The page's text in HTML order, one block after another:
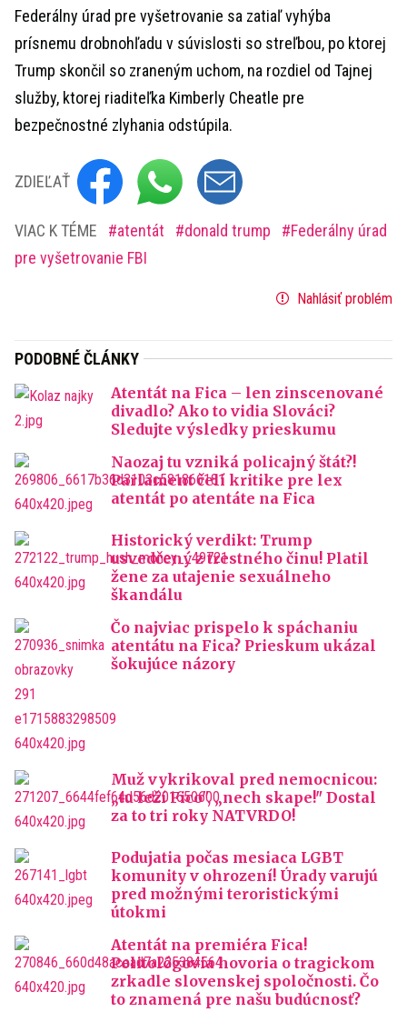
Federálny úrad pre vyšetrovanie sa zatiaľ vyhýba
prísnemu drobnohľadu v súvislosti so streľbou, po ktorej
Trump skončil so zraneným uchom, na rozdiel od Tajnej
služby, ktorej riaditeľka Kimberly Cheatle pre
bezpečnostné zlyhania odstúpila.
ZDIEĽAŤ
VIAC K TÉME atentát donald trump
Federálny úrad
pre vyšetrovanie FBI
Nahlásiť problém
PODOBNÉ ČLÁNKY
Atentát na Fica – len zinscenované
divadlo? Ako to vidia Slováci?
Sledujte výsledky prieskumu
Naozaj tu vzniká policajný štát?!
Parlament čelí kritike pre lex
atentát po atentáte na Fica
Historický verdikt: Trump
usvedčený z trestného činu! Platil
žene za utajenie sexuálneho
škandálu
Čo najviac prispelo k spáchaniu
atentátu na Fica? Prieskum ukázal
šokujúce názory
Muž vykrikoval pred nemocnicou:
„tu leží Fico", „nech skape!" Dostal
za to tri roky NATVRDO!
Podujatia počas mesiaca LGBT
komunity v ohrození! Úrady varujú
pred možnými teroristickými
útokmi
Atentát na premiéra Fica!
Politológovia hovoria o tragickom
zrkadle slovenskej spoločnosti. Čo
to znamená pre našu budúcnosť?